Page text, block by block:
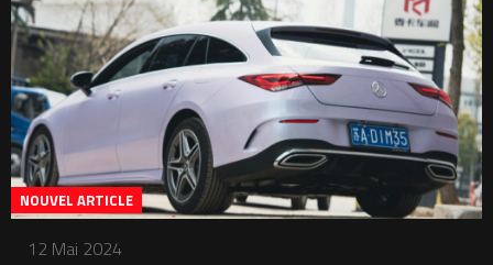
NOUVEL ARTICLE
12 Mai 2024